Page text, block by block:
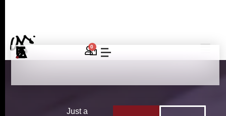
0
Just a